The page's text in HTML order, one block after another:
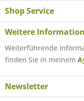
Shop Service
Weitere
Weiterführende
finden Sie in meinem
Newsletter